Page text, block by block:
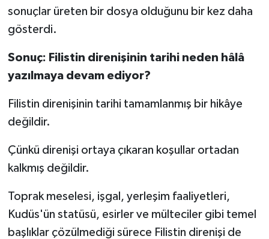
sonuçlar üreten bir dosya olduğunu bir kez daha
gösterdi.
Sonuç: Filistin direnişinin tarihi neden hâlâ
yazılmaya devam ediyor?
Filistin direnişinin tarihi tamamlanmış bir hikâye
değildir.
Çünkü direnişi ortaya çıkaran koşullar ortadan
kalkmış değildir.
Toprak meselesi, işgal, yerleşim faaliyetleri,
Kudüs'ün statüsü, esirler ve mülteciler gibi temel
başlıklar çözülmediği sürece Filistin direnişi de